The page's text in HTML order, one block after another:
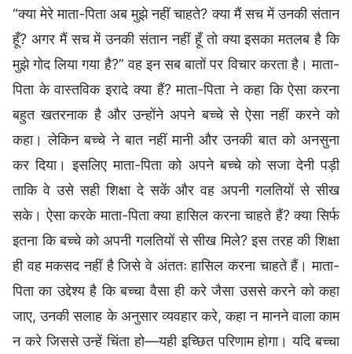
“क्या मेरे माता-पिता अब मुझे नहीं चाहते? क्या मैं सच में उनकी संतान
हूँ? अगर मैं सच में उनकी संतान नहीं हूँ तो क्या इसका मतलब है कि
मुझे गोद लिया गया है?” वह इन सब बातों पर विचार करता है। माता-
पिता के वास्तविक इरादे क्या हैं? माता-पिता ने कहा कि ऐसा करना
बहुत खतरनाक है और उन्होंने अपने बच्चे से ऐसा नहीं करने को
कहा। लेकिन बच्चे ने बात नहीं मानी और उनकी बात को अनसुना
कर दिया। इसलिए माता-पिता को अपने बच्चे को सजा देनी पड़ी
ताकि वे उसे सही शिक्षा दे सकें और वह अपनी गलतियों से सीख
सके। ऐसा करके माता-पिता क्या हासिल करना चाहते हैं? क्या सिर्फ
इतना कि बच्चे को अपनी गलतियों से सीख मिले? इस तरह की शिक्षा
ही वह मकसद नहीं है जिसे वे अंततः हासिल करना चाहते हैं। माता-
पिता का उद्देश्य है कि बच्चा वैसा ही करे जैसा उससे करने को कहा
जाए, उनकी सलाह के अनुसार व्यवहार करे, कहा न मानने वाला काम
न करे जिससे उन्हें चिंता हो—यही इच्छित परिणाम होगा। यदि बच्चा